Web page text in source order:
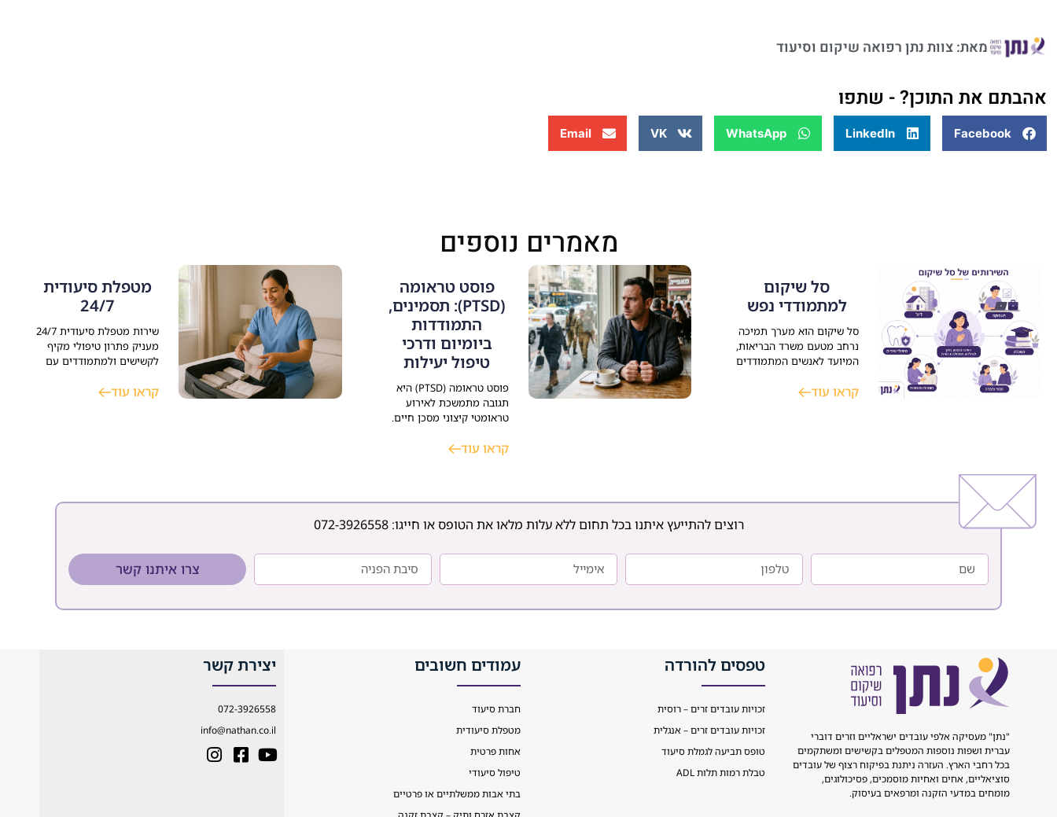
מאת: צוות נתן רפואה שיקום וסיעוד
אהבתם את התוכן? - שתפו
Facebook
LinkedIn
WhatsApp
VK
Email
מאמרים נוספים
סל שיקום
למתמודדי נפש
סל שיקום הוא מערך תמיכה
נרחב מטעם משרד הבריאות,
המיועד לאנשים המתמודדים
מ-40% נכות רפואית נפשית
תקווה. התמודדות עם משבר
קראו עוד
פוסט טראומה
(PTSD): תסמינים,
התמודדות
ביומיום ודרכי
טיפול יעילות
פוסט טראומה (PTSD) היא
תגובה מתמשכת לאירוע
טראומטי קיצוני מסכן חיים.
בכל תחומי התפקוד
וקושי לחזור לשגרת חיי
משפחתיים, זוגיים
טיפולים יעילים ומוכחים –
הכוללים פסיכותרפיה
ממוקדת טראומה, ליווי
המאפשרים להשיג
קראו עוד
מטפלת סיעודית
24/7
שירות מטפלת סיעודית 24/7
מעניק פתרון טיפולי מקיף
לקשישים ולמתמודדים עם
ופרקינסון, המצריכים השגחה
קראו עוד
רוצים להתייעץ איתנו בכל תחום ללא עלות מלאו את הטופס או חייגו:072-3926558
צרו איתנו קשר
"נתן" מעסיקה אלפי עובדים ישראליים וזרים דוברי
עברית ושפות נוספות המטפלים בקשישים ומשתקמים
בכל רחבי הארץ. העזרה ניתנת בפיקוח רצוף של עובדים
סוציאליים, אחים ואחיות מוסמכים, פסיכולוגים,
מומחים במדעי הזקנה ומרפאים בעיסוק.
טפסים להורדה
זכויות עובדים זרים – רוסית
זכויות עובדים זרים – אנגלית
טופס תביעה לגמלת סיעוד
טבלת רמות תלות ADL
עמודים חשובים
חברת סיעוד
מטפלת סיעודית
אחות פרטית
טיפול סיעודי
בתי אבות ממשלתיים או פרטיים
יצירת קשר
072-3926558
info@nathan.co.il